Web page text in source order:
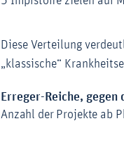
Diese Verteilung
„klassische“